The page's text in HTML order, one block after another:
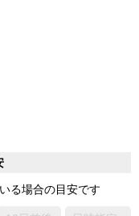
る場合の目安です